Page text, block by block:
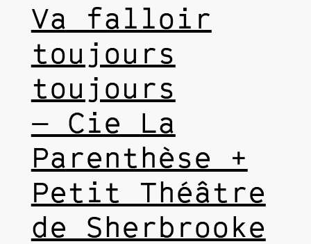
Va falloir
toujours
toujours
— Cie La
Parenthèse +
Petit Théâtre
de Sherbrooke